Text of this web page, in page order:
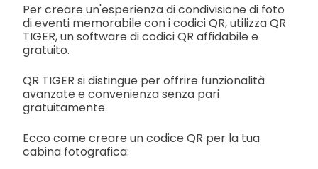
Per creare un'esperienza di condivisione di foto
di eventi memorabile con i codici QR, utilizza QR
TIGER, un software di codici QR affidabile e
gratuito.
QR TIGER si distingue per offrire funzionalità
avanzate e convenienza senza pari
gratuitamente.
Ecco come creare un codice QR per la tua
cabina fotografica: